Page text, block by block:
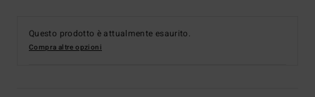
Questo prodotto è attualmente esaurito.
Compra altre opzioni